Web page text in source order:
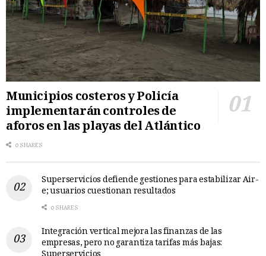
Municipios costeros y Policía
implementarán controles de
aforos en las playas del Atlántico
0 SHARES
Superservicios defiende gestiones para estabilizar Air-
e; usuarios cuestionan resultados
0 SHARES
Integración vertical mejora las finanzas de las
empresas, pero no garantiza tarifas más bajas: